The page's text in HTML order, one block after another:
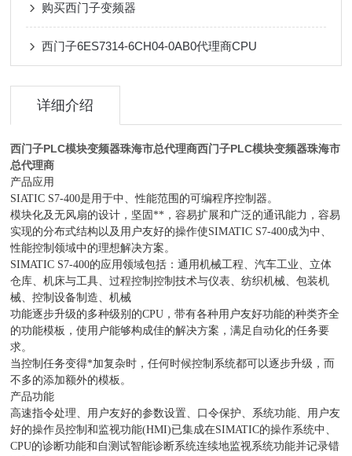
购买西门子变频器
西门子6ES7314-6CH04-0AB0代理商CPU
详细介绍
西门子PLC模块变频器珠海市总代理商西门子PLC模块变频器珠海市
总代理商
产品应用
SIATIC S7-400是用于中、性能范围的可编程序控制器。
模块化及无风扇的设计，坚固**，容易扩展和广泛的通讯能力，容易
实现的分布式结构以及用户友好的操作使SIMATIC S7-400成为中、
性能控制领域中的理想解决方案。
SIMATIC S7-400的应用领域包括：通用机械工程、汽车工业、立体
仓库、机床与工具、过程控制控制技术与仪表、纺织机械、包装机
械、控制设备制造、机械
功能逐步升级的多种级别的CPU，带有各种用户友好功能的种类齐全
的功能模板，使用户能够构成佳的解决方案，满足自动化的任务要
求。
当控制任务变得*加复杂时，任何时候控制系统都可以逐步升级，而
不多的添加额外的模板。
产品功能
高速指令处理、用户友好的参数设置、口令保护、系统功能、用户友
好的操作员控制和监视功能(HMI)已集成在SIMATIC的操作系统中、
CPU的诊断功能和自测试智能诊断系统连续地监视系统功能并记录错